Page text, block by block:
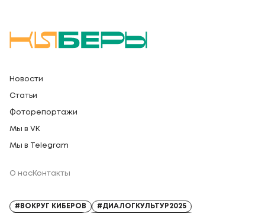
Новости
Статьи
Фоторепортажи
Мы в VK
Мы в Telegram
О насКонтакты
#ВОКРУГ КИБЕРОВ
#ДИАЛОГКУЛЬТУР2025